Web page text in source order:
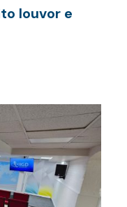
louvor e